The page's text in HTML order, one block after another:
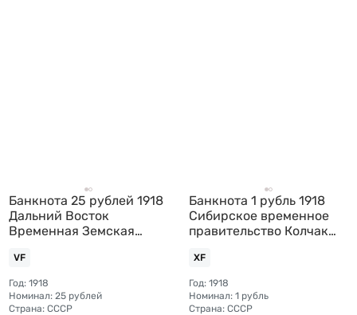
Банкнота 25 рублей 1918
Дальний Восток
Временная Земская
надпечатка
VF
Год: 1918
Номинал: 25 рублей
Страна: СССР
Банкнота 1 рубль 1918
Сибирское временное
правительство Колчак
XF
Год: 1918
Номинал: 1 рубль
Страна: СССР